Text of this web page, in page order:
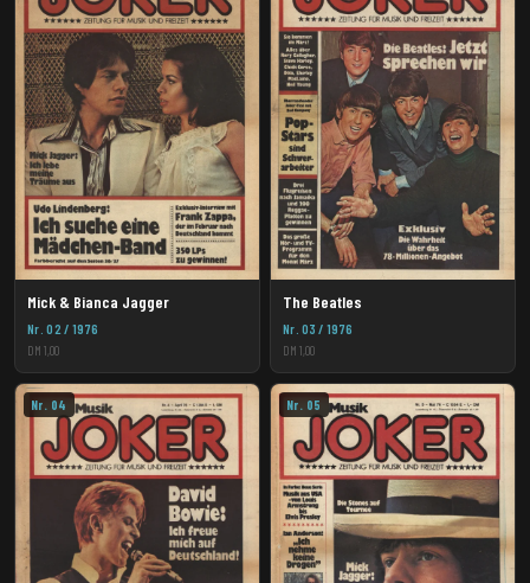
Mick & Bianca Jagger
Nr. 02 / 1976
DM 1,00
The Beatles
Nr. 03 / 1976
DM 1,00
Nr. 04 Nr. 05